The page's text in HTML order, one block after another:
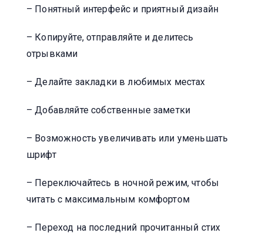
– Понятный интерфейс и приятный дизайн
– Копируйте, отправляйте и делитесь
отрывками
– Делайте закладки в любимых местах
– Добавляйте собственные заметки
– Возможность увеличивать или уменьшать
шрифт
– Переключайтесь в ночной режим, чтобы
читать с максимальным комфортом
– Переход на последний прочитанный стих